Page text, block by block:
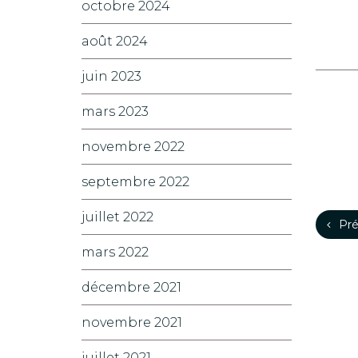
octobre 2024
août 2024
juin 2023
mars 2023
novembre 2022
septembre 2022
juillet 2022
mars 2022
décembre 2021
novembre 2021